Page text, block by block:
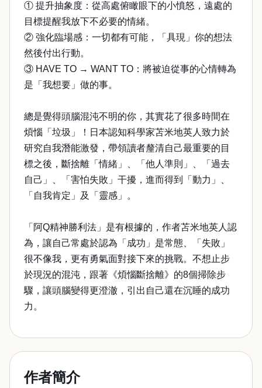
① 提升抽象度：從高處俯瞰眼下的小憤怒，遠處的
目標提醒我放下不必要的情緒。
② 強化臨場感：一切都有可能，「具現」你的想法
然後付出行動。
③ HAVE TO → WANT TO：將被迫從事的心情轉為
是「我想要」做的事。
總是覺得頭腦混沌不明的你，其實花了很多時間在
煩惱「垃圾」！日本認知科學家苫米地英人致力於
研究自我潛能激發，帶領讀者釐清自己最重要的目
標之後，斷捨離「情緒」、「他人準則」、「過去
自己」、「害怕失敗」干擾，進而得到「動力」、
「自我肯定」及「靈感」。
「阿Q精神勝利法」是有根據的，作者苫米地英人認
為，讓自己常處於認為「成功」是常態、「失敗」
很不像我，更有勇氣面對接下來的挑戰。不想止步
於現況的混沌，跟著《煩惱斷捨離》的8個掃除步
驟，讓頭腦變得更澄澈，引出自己還在沉睡的成功
力。
作者簡介